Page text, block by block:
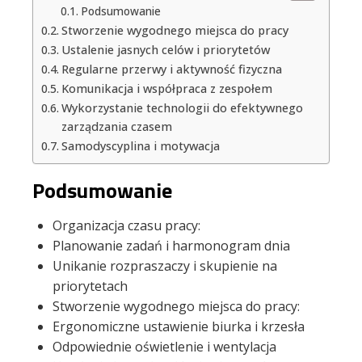
Podsumowanie
Stworzenie wygodnego miejsca do pracy
Ustalenie jasnych celów i priorytetów
Regularne przerwy i aktywność fizyczna
Komunikacja i współpraca z zespołem
Wykorzystanie technologii do efektywnego
zarządzania czasem
Samodyscyplina i motywacja
Podsumowanie
Organizacja czasu pracy:
Planowanie zadań i harmonogram dnia
Unikanie rozpraszaczy i skupienie na
priorytetach
Stworzenie wygodnego miejsca do pracy:
Ergonomiczne ustawienie biurka i krzesła
Odpowiednie oświetlenie i wentylacja